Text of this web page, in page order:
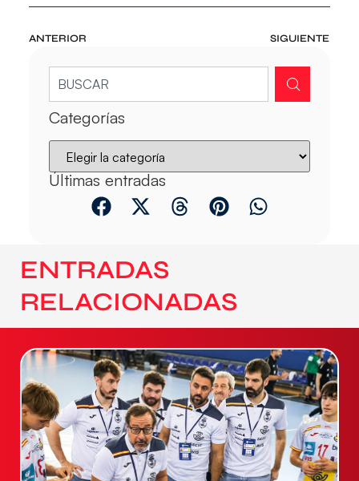
ANTERIOR SIGUIENTE
Categorías
Últimas entradas
ENTRADAS
RELACIONADAS